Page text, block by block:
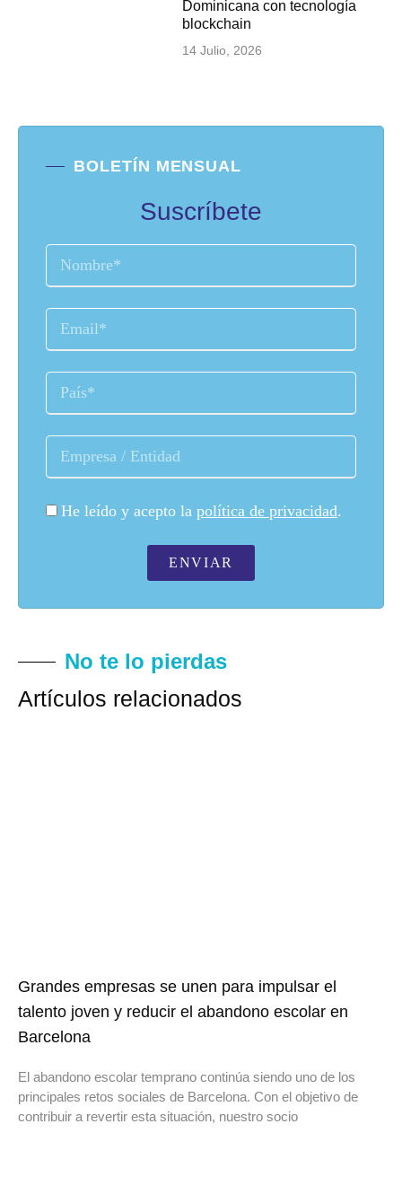
Dominicana con tecnología
blockchain
14 Julio, 2026
BOLETÍN MENSUAL
Suscríbete
He leído y acepto la política de privacidad.
ENVIAR
No te lo pierdas
Artículos relacionados
Grandes empresas se unen para impulsar el
talento joven y reducir el abandono escolar en
Barcelona
El abandono escolar temprano continúa siendo uno de los
principales retos sociales de Barcelona. Con el objetivo de
contribuir a revertir esta situación, nuestro socio